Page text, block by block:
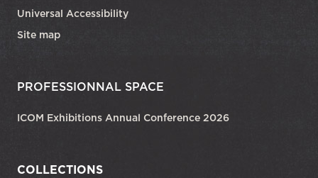
Universal Accessibility
Site map
PROFESSIONNAL SPACE
ICOM Exhibitions Annual Conference 2026
COLLECTIONS